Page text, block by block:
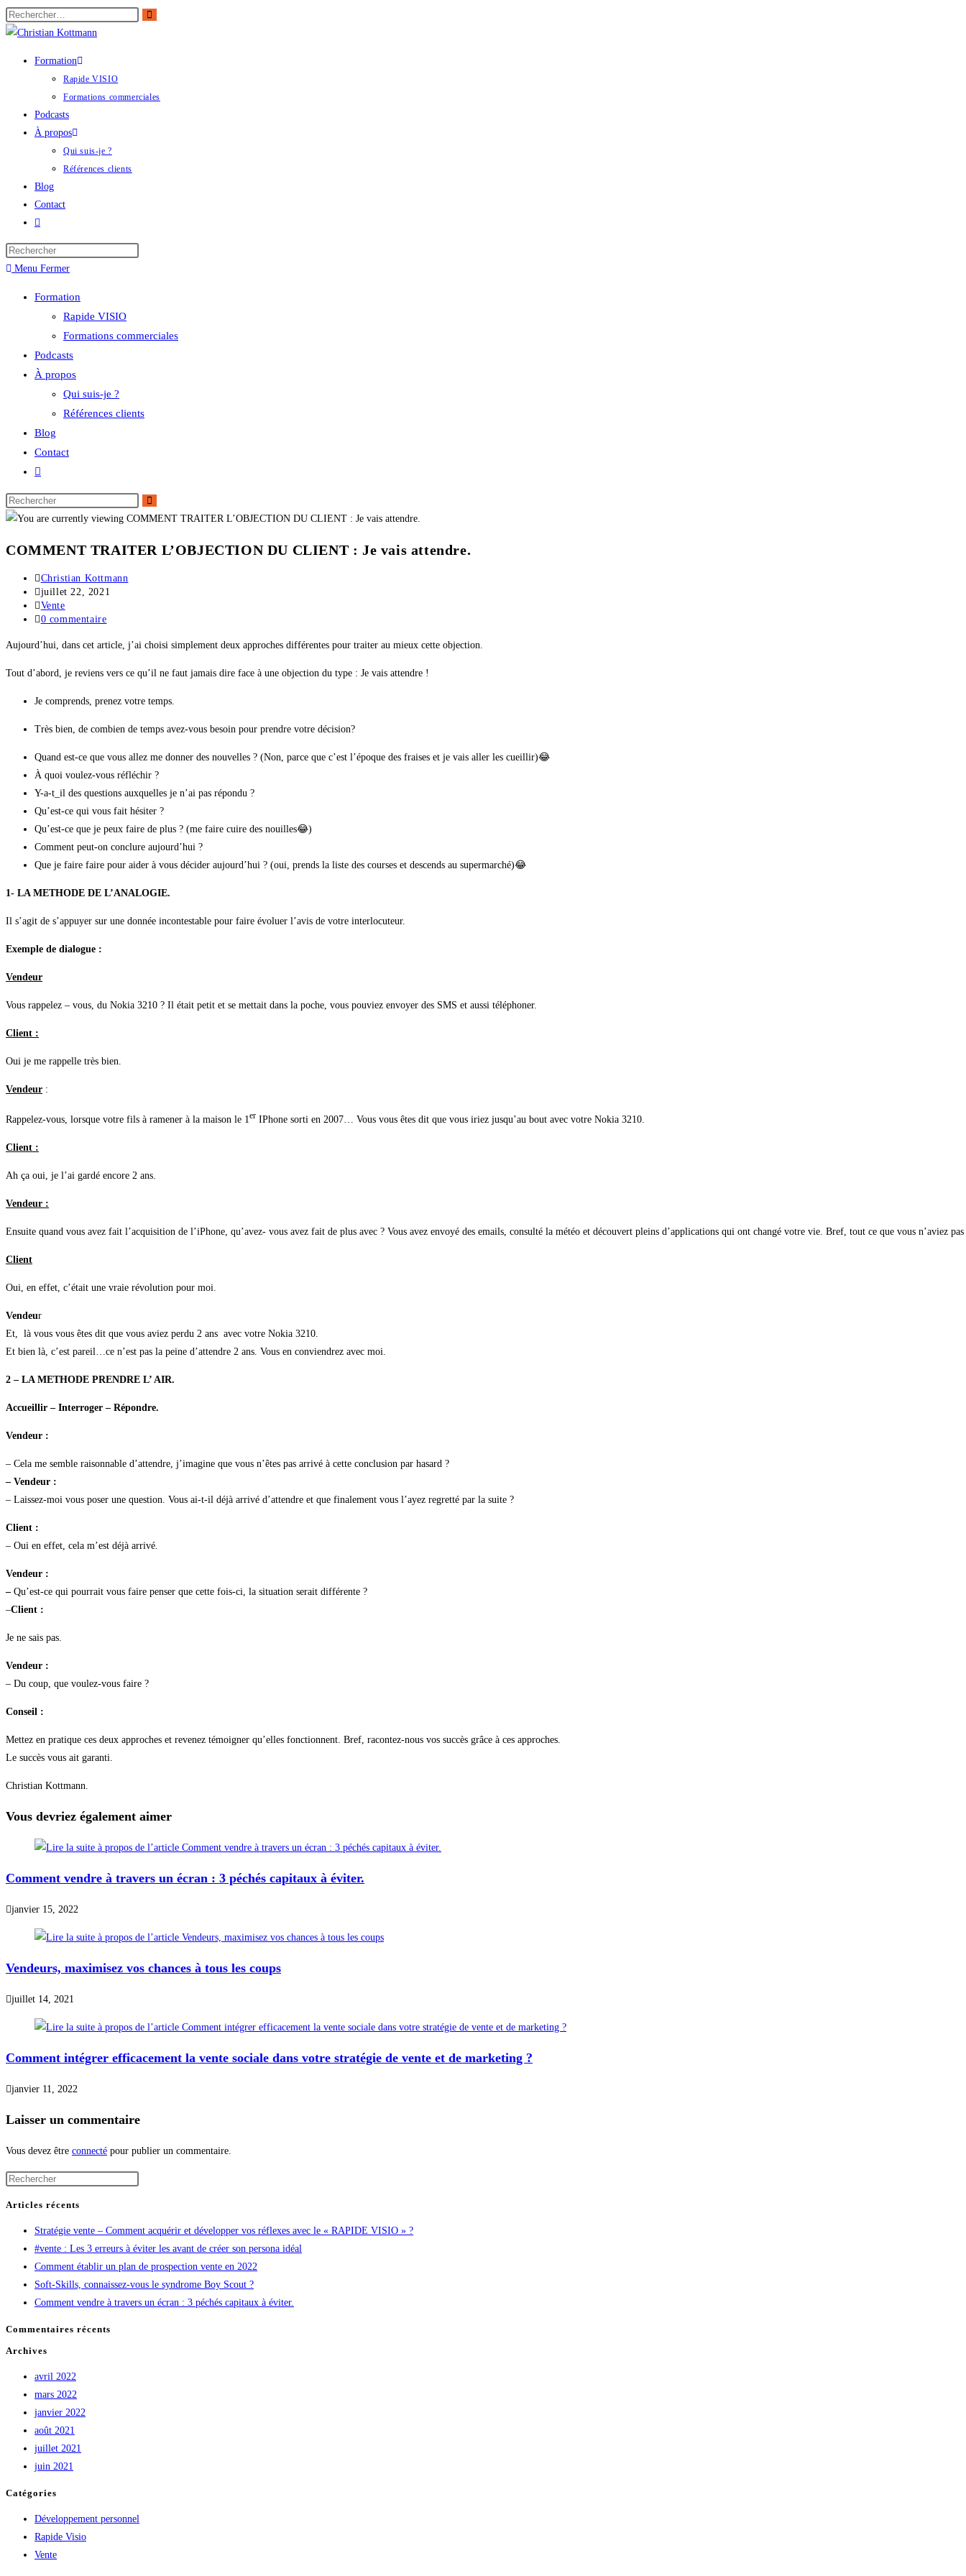
Formation
Rapide VISIO
Formations commerciales
Podcasts
À propos
Qui suis-je ?
Références clients
Blog
Contact
Menu Fermer
Formation
Rapide VISIO
Formations commerciales
Podcasts
À propos
Qui suis-je ?
Références clients
Blog
Contact
COMMENT TRAITER L’OBJECTION DU CLIENT : Je vais attendre.
Christian Kottmann
juillet 22, 2021
Vente
0 commentaire
Aujourd’hui, dans cet article, j’ai choisi simplement deux approches différentes pour traiter au mieux cette objection.
Tout d’abord, je reviens vers ce qu’il ne faut jamais dire face à une objection du type : Je vais attendre !
Je comprends, prenez votre temps.
Très bien, de combien de temps avez-vous besoin pour prendre votre décision?
Quand est-ce que vous allez me donner des nouvelles ? (Non, parce que c’est l’époque des fraises et je vais aller les cueillir)😂
À quoi voulez-vous réfléchir ?
Y-a-t_il des questions auxquelles je n’ai pas répondu ?
Qu’est-ce qui vous fait hésiter ?
Qu’est-ce que je peux faire de plus ? (me faire cuire des nouilles😂)
Comment peut-on conclure aujourd’hui ?
Que je faire faire pour aider à vous décider aujourd’hui ? (oui, prends la liste des courses et descends au supermarché)😂
1- LA METHODE DE L’ANALOGIE.
Il s’agit de s’appuyer sur une donnée incontestable pour faire évoluer l’avis de votre interlocuteur.
Exemple de dialogue :
Vendeur
Vous rappelez – vous, du Nokia 3210 ? Il était petit et se mettait dans la poche, vous pouviez envoyer des SMS et aussi téléphoner.
Client :
Oui je me rappelle très bien.
Vendeur :
Rappelez-vous, lorsque votre fils à ramener à la maison le 1 er IPhone sorti en 2007… Vous vous êtes dit que vous iriez jusqu’au bout avec votre Nokia 3210.
Client :
Ah ça oui, je l’ai gardé encore 2 ans.
Vendeur :
Ensuite quand vous avez fait l’acquisition de l’iPhone, qu’avez- vous avez fait de plus avec ? Vous avez envoyé des emails, consulté la météo et découvert pleins d’applications qui ont changé votre vie. Bref, tout ce que vous n’aviez
Client
Oui, en effet, c’était une vraie révolution pour moi.
Vendeur
Et, là vous vous êtes dit que vous aviez perdu 2 ans avec votre Nokia 3210.
Et bien là, c’est pareil…ce n’est pas la peine d’attendre 2 ans. Vous en conviendrez avec moi.
2 – LA METHODE PRENDRE L’ AIR.
Accueillir – Interroger – Répondre.
Vendeur :
– Cela me semble raisonnable d’attendre, j’imagine que vous n’êtes pas arrivé à cette conclusion par hasard ?
– Vendeur :
– Laissez-moi vous poser une question. Vous ai-t-il déjà arrivé d’attendre et que finalement vous l’ayez regretté par la suite ?
Client :
– Oui en effet, cela m’est déjà arrivé.
Vendeur :
– Qu’est-ce qui pourrait vous faire penser que cette fois-ci, la situation serait différente ?
–Client :
Je ne sais pas.
Vendeur :
– Du coup, que voulez-vous faire ?
Conseil :
Mettez en pratique ces deux approches et revenez témoigner qu’elles fonctionnent. Bref, racontez-nous vos succès grâce à ces approches.
Le succès vous ait garanti.
Christian Kottmann.
Vous devriez également aimer
Comment vendre à travers un écran : 3 péchés capitaux à éviter.
janvier 15, 2022
Vendeurs, maximisez vos chances à tous les coups
juillet 14, 2021
Comment intégrer efficacement la vente sociale dans votre stratégie de vente et de marketing ?
janvier 11, 2022
Laisser un commentaire
Vous devez être connecté pour publier un commentaire.
Articles récents
Stratégie vente – Comment acquérir et développer vos réflexes avec le « RAPIDE VISIO » ?
#vente : Les 3 erreurs à éviter les avant de créer son persona idéal
Comment établir un plan de prospection vente en 2022
Soft-Skills, connaissez-vous le syndrome Boy Scout ?
Comment vendre à travers un écran : 3 péchés capitaux à éviter.
Commentaires récents
Archives
avril 2022
mars 2022
janvier 2022
août 2021
juillet 2021
juin 2021
Catégories
Développement personnel
Rapide Visio
Vente